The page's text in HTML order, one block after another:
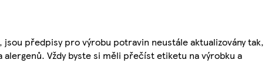
předpisy pro výrobu potravin neustále aktualizovány tak,
Vždy byste si měli přečíst etiketu na výrobku a